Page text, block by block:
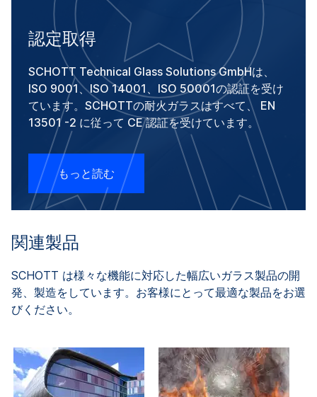
認定取得
SCHOTT Technical Glass Solutions GmbHは、
ISO 9001、ISO 14001、ISO 50001の認証を受け
ています。SCHOTTの耐火ガラスはすべて、 EN
13501 -2 に従って CE 認証を受けています。
もっと読む
関連製品
SCHOTT は様々な機能に対応した幅広いガラス製品の開
発、製造をしています。お客様にとって最適な製品をお選
びください。